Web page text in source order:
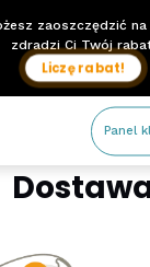
zaoszczędzić
zdradzi Ci Twój
Liczę rabat!
Panel